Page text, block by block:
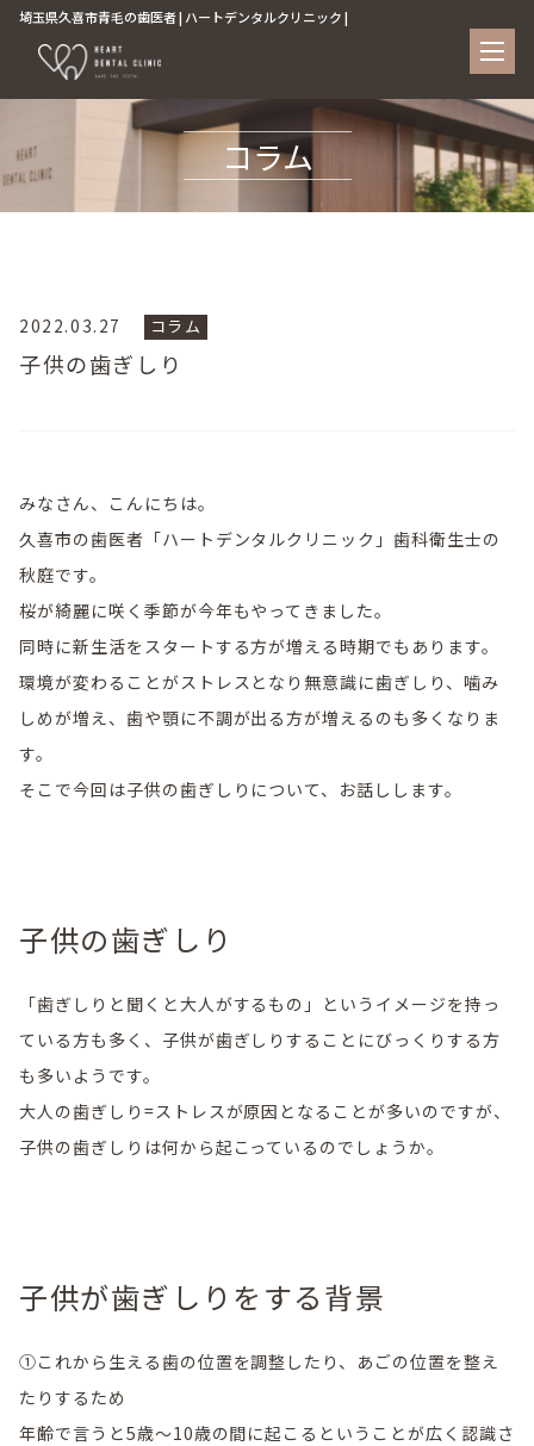
埼玉県久喜市青毛の歯医者 | ハートデンタルクリニック |
コラム
2022.03.27 コラム
子供の歯ぎしり
みなさん、こんにちは。
久喜市の歯医者「ハートデンタルクリニック」歯科衛生士の
秋庭です。
桜が綺麗に咲く季節が今年もやってきました。
同時に新生活をスタートする方が増える時期でもあります。
環境が変わることがストレスとなり無意識に歯ぎしり、噛み
しめが増え、歯や顎に不調が出る方が増えるのも多くなりま
す。
そこで今回は子供の歯ぎしりについて、お話しします。
子供の歯ぎしり
「歯ぎしりと聞くと大人がするもの」というイメージを持っ
ている方も多く、子供が歯ぎしりすることにびっくりする方
も多いようです。
大人の歯ぎしり=ストレスが原因となることが多いのですが、
子供の歯ぎしりは何から起こっているのでしょうか。
子供が歯ぎしりをする背景
①これから生える歯の位置を調整したり、あごの位置を整え
たりするため
年齢で言うと5歳～10歳の間に起こるということが広く認識さ